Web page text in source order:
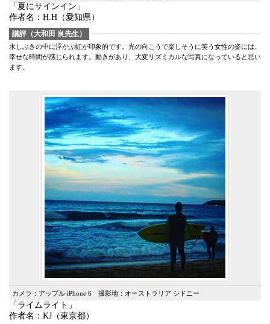
「夏にサインイン」
作者名：H.H（愛知県）
講評（大和田 良先生）
水しぶきの中に浮かぶ虹が印象的です。光の向こうで楽しそうに笑う女性の姿には、
幸せな時間が感じられます。動きがあり、大変リズミカルな写真になっていると思い
ます。
カメラ：アップル iPhone 6 撮影地：オーストラリア シドニー
「ライムライト」
作者名：KJ（東京都）